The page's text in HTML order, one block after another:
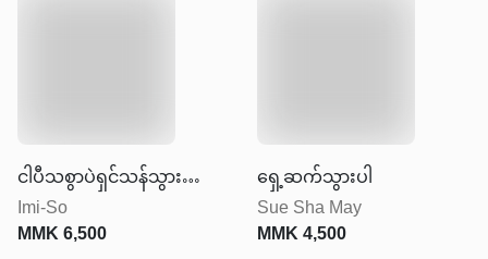
ငါပီသစွာပဲရှင်သန်သွားတော့
မလို့
Imi-So
MMK6,500
ရှေ့ဆက်သွားပါ
Sue Sha May
MMK4,500